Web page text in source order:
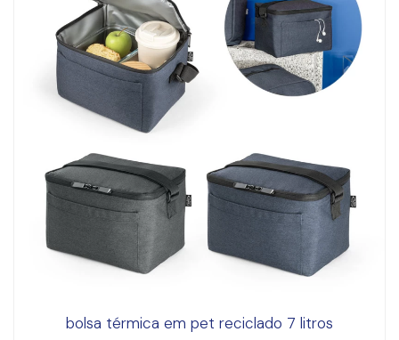
bolsa térmica em pet reciclado 7 litros